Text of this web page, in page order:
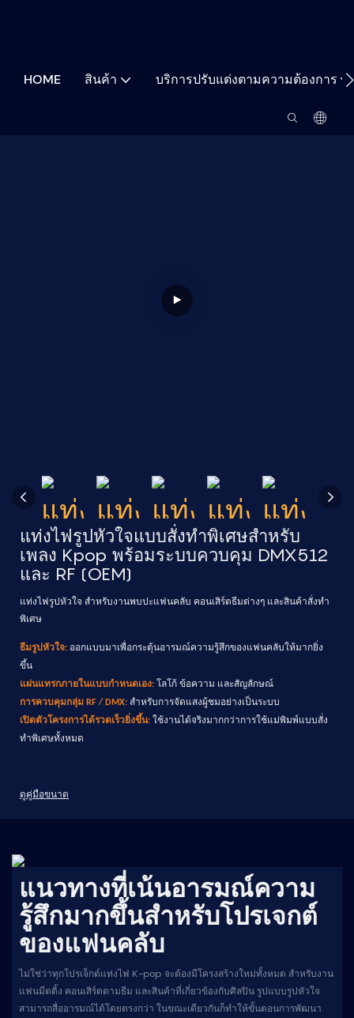
HOME สินค้า บริการปรับแต่งตามความต้องการ
แท่งไฟรูปหัวใจแบบสั่งทำพิเศษสำหรับ
เพลง Kpop พร้อมระบบควบคุม DMX512
และ RF (OEM)
แท่งไฟรูปหัวใจ สำหรับงานพบปะแฟนคลับ คอนเสิร์ตธีมต่างๆ และสินค้าสั่งทำ
พิเศษ
ธีมรูปหัวใจ: ออกแบบมาเพื่อกระตุ้นอารมณ์ความรู้สึกของแฟนคลับให้มากยิ่ง
ขึ้น
แผ่นแทรกภายในแบบกำหนดเอง: โลโก้ ข้อความ และสัญลักษณ์
การควบคุมกลุ่ม RF / DMX: สำหรับการจัดแสงผู้ชมอย่างเป็นระบบ
เปิดตัวโครงการได้รวดเร็วยิ่งขึ้น: ใช้งานได้จริงมากกว่าการใช้แม่พิมพ์แบบสั่ง
ทำพิเศษทั้งหมด
ดูคู่มือขนาด
แนวทางที่เน้นอารมณ์ความ
รู้สึกมากขึ้นสำหรับโปรเจกต์
ของแฟนคลับ
ไม่ใช่ว่าทุกโปรเจ็กต์แท่งไฟ K-pop จะต้องมีโครงสร้างใหม่ทั้งหมด สำหรับงาน
แฟนมีตติ้ง คอนเสิร์ตตามธีม และสินค้าที่เกี่ยวข้องกับศิลปิน รูปแบบรูปหัวใจ
สามารถสื่ออารมณ์ได้โดยตรงกว่า ในขณะเดียวกันก็ทำให้ขั้นตอนการพัฒนา